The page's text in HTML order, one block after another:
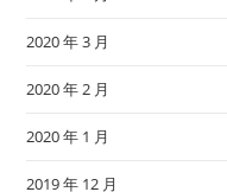
2020 年 3 月
2020 年 2 月
2020 年 1 月
2019 年 12 月